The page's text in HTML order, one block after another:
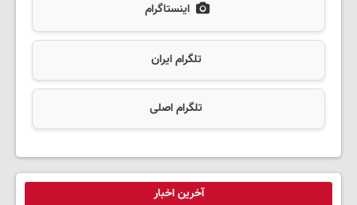
اینستاگرام
تلگرام ایران
تلگرام اصلی
آخرین اخبار